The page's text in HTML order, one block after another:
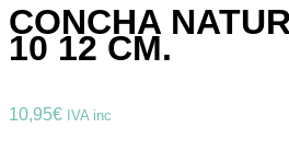
CONCHA
10 12 CM.
10,95€ IVA inc